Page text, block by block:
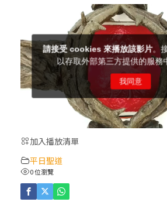
【信仰之旅】第十一
【信仰之旅】第十一集
神父
【信仰之旅】第十集：
珠老師
(5)黃敏正主教帶你做
加入播放清單
平日聖道
0 位瀏覽